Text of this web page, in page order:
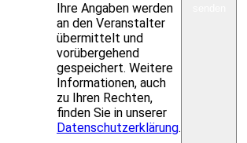
Ihre Angaben werden
an den Veranstalter
übermittelt und
vorübergehend
gespeichert. Weitere
Informationen, auch
zu Ihren Rechten,
finden Sie in unserer
Datenschutzerklärung.